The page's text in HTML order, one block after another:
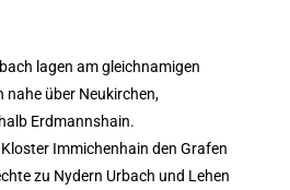
lagen am gleichnamigen
nahe über Neukirchen,
Erdmannshain.
Immichenhain den Grafen
zu Nydern Urbach und Lehen